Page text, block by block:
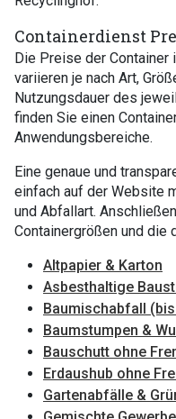
Containerdienst
Die Preise der Container
variieren je nach Art,
Nutzungsdauer des
finden Sie einen
Anwendungsbereiche.
Eine genaue und
einfach auf der Website
und Abfallart.
Containergrößen und die
Altpapier & Karton
Asbesthaltige
Baumischabfall
Baumstumpen &
Bauschutt ohne
Erdaushub ohne
Gartenabfälle &